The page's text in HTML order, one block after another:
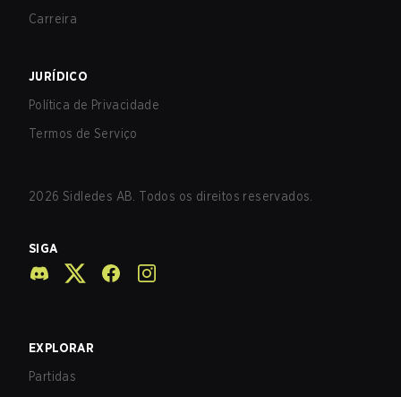
Carreira
JURÍDICO
Política de Privacidade
Termos de Serviço
2026 Sidledes AB. Todos os direitos reservados.
SIGA
EXPLORAR
Partidas